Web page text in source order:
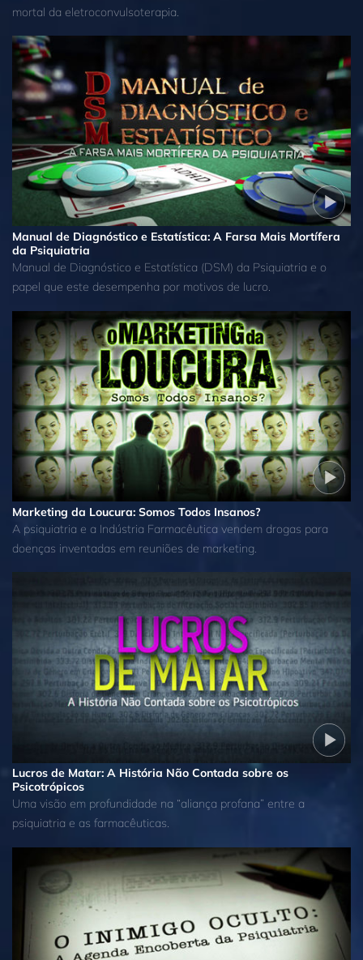
mortal da eletroconvulsoterapia.
Manual de Diagnóstico e Estatística: A Farsa Mais Mortífera
da Psiquiatria
Manual de Diagnóstico e Estatística (DSM) da Psiquiatria e o
papel que este desempenha por motivos de lucro.
Marketing da Loucura: Somos Todos Insanos?
A psiquiatria e a Indústria Farmacêutica vendem drogas para
doenças inventadas em reuniões de marketing.
Lucros de Matar: A História Não Contada sobre os
Psicotrópicos
Uma visão em profundidade na “aliança profana” entre a
psiquiatria e as farmacêuticas.